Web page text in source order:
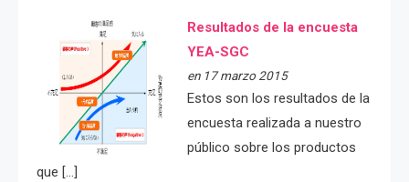
Resultados de la encuesta
YEA-SGC
en 17 marzo 2015
Estos son los resultados de la
encuesta realizada a nuestro
público sobre los productos
que […]